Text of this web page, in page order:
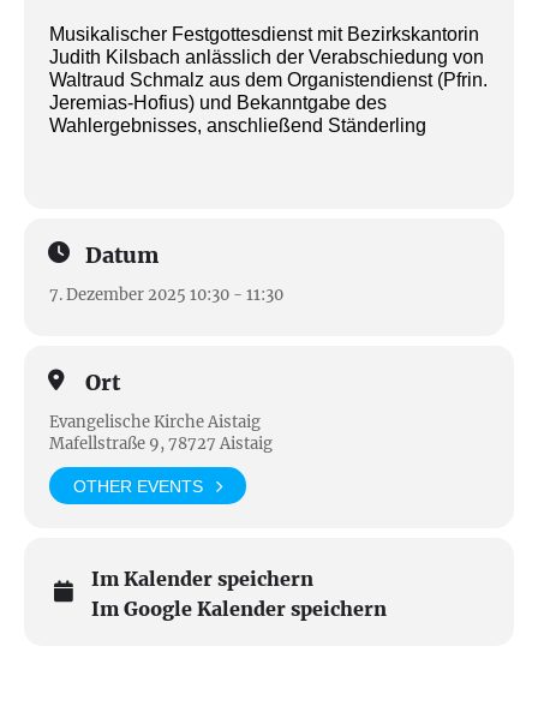
Musikalischer Festgottesdienst mit Bezirkskantorin
Judith Kilsbach anlässlich der Verabschiedung von
Waltraud Schmalz aus dem Organistendienst (Pfrin.
Jeremias-Hofius) und Bekanntgabe des
Wahlergebnisses, anschließend Ständerling
Datum
7. Dezember 2025 10:30 - 11:30
Ort
Evangelische Kirche Aistaig
Mafellstraße 9, 78727 Aistaig
OTHER EVENTS
Im Kalender speichern
Im Google Kalender speichern